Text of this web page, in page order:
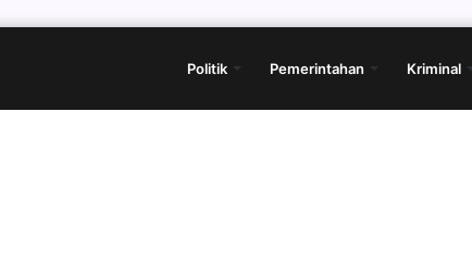
Politik Pemerintahan Kriminal